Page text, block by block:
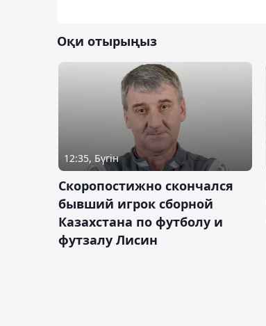
Оқи отырыңыз
12:35, Бүгін
Скоропостижно скончался
бывший игрок сборной
Казахстана по футболу и
футзалу Лисин